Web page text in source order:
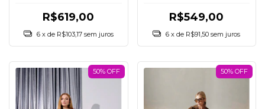
R$619,00
6 x de R$103,17 sem juros
R$549,00
6 x de R$91,50 sem juros
50% OFF 50% OFF